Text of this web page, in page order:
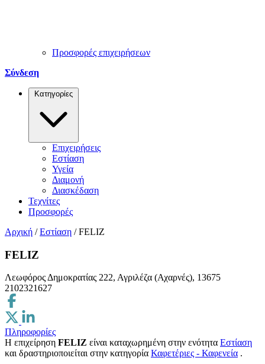
Προσφορές επιχειρήσεων
Σύνδεση
Κατηγορίες
Επιχειρήσεις
Εστίαση
Υγεία
Διαμονή
Διασκέδαση
Τεχνίτες
Προσφορές
Αρχική / Εστίαση / FELIZ
FELIZ
Λεωφόρος Δημοκρατίας 222, Αγριλέζα (Αχαρνές), 13675
2102321627
Πληροφορίες
Η επιχείρηση FELIZ είναι καταχωρημένη στην ενότητα Εστίαση
και δραστηριοποιείται στην κατηγορία Καφετέριες - Καφενεία .